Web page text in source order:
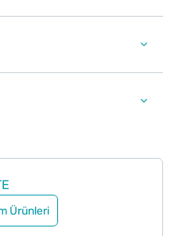
Ürünleri